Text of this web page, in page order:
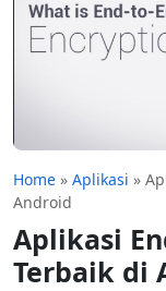
Home » Aplikasi »
Android
Aplikasi
Terbaik di